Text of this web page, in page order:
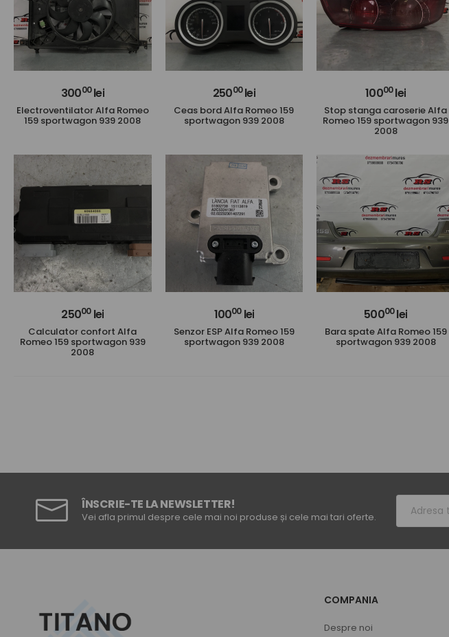
30000lei
Electroventilator Alfa Romeo
159 sportwagon 939 2008
25000lei
Ceas bord Alfa Romeo 159
sportwagon 939 2008
10000lei
Stop stanga caroserie Alfa
Romeo 159 sportwagon 939
2008
25000lei
Calculator confort Alfa
Romeo 159 sportwagon 939
2008
10000lei
Senzor ESP Alfa Romeo 159
sportwagon 939 2008
50000lei
Bara spate Alfa Romeo 159
sportwagon 939 2008
ÎNSCRIE-TE LA NEWSLETTER!
Vei afla primul despre cele mai noi produse și cele mai tari oferte.
COMPANIA
Despre noi